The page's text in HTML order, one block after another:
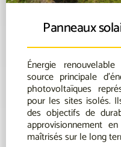
Panneaux
Énergie
source principale
photovoltaïques
pour les sites isolés.
des objectifs de
approvisionnement
maîtrisés sur le long